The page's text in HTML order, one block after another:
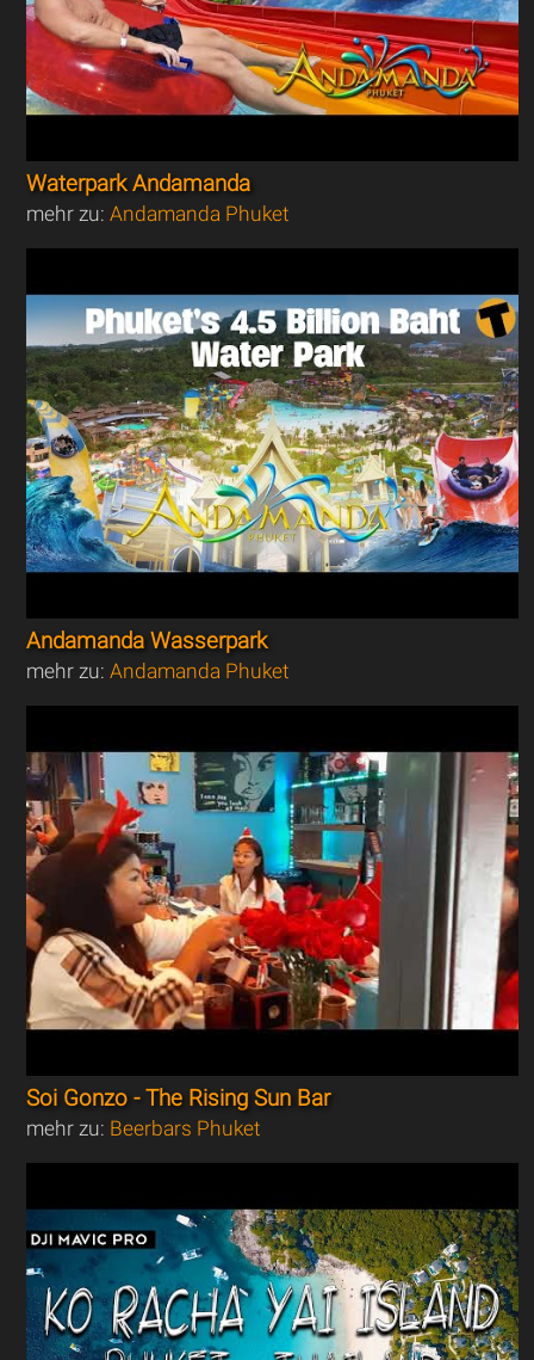
Waterpark Andamanda
mehr zu:Andamanda Phuket
Andamanda Wasserpark
mehr zu:Andamanda Phuket
Soi Gonzo - The Rising Sun Bar
mehr zu: Beerbars Phuket